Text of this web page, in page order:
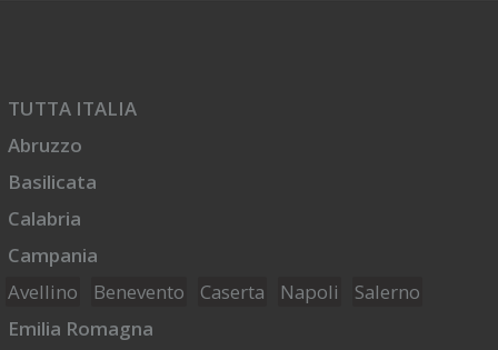
TUTTA ITALIA
Abruzzo
Basilicata
Calabria
Campania
Avellino
Benevento Caserta Napoli
Salerno
Emilia Romagna